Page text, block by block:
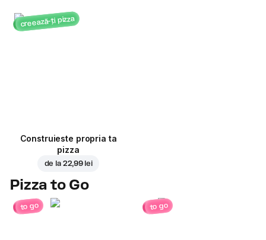
creează-ți pizza
Construieste propria ta
pizza
de la 22,99 lei
Pizza to Go
to go to go